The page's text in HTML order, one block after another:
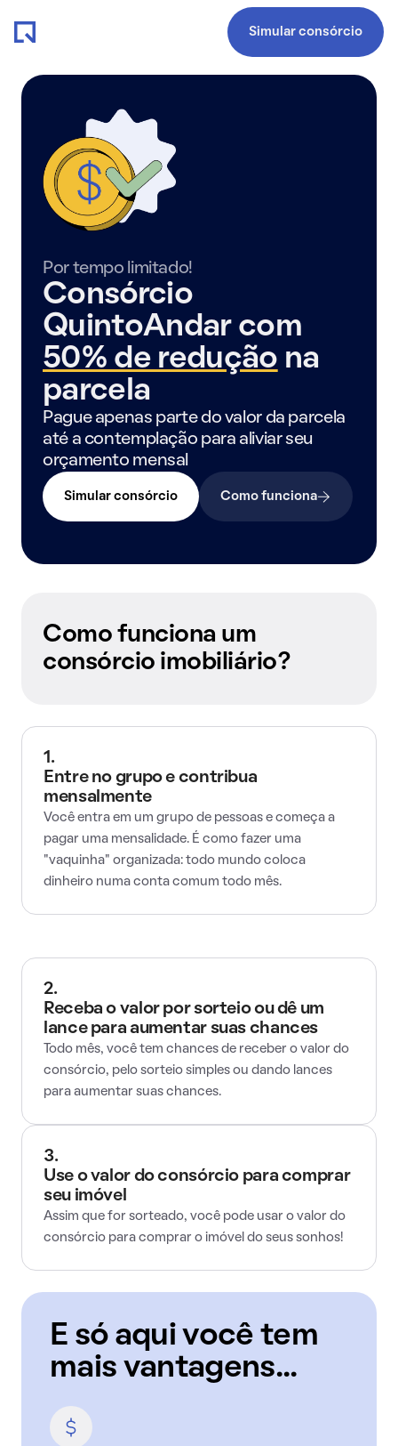
Simular consórcio
Por tempo limitado!
Consórcio
QuintoAndar com
50% de redução na
parcela
Pague apenas parte do valor da parcela
até a contemplação para aliviar seu
orçamento mensal
Simular consórcio Como funciona
Como funciona um
consórcio imobiliário?
1.
Entre no grupo e contribua
mensalmente
Você entra em um grupo de pessoas e começa a
pagar uma mensalidade. É como fazer uma
"vaquinha" organizada: todo mundo coloca
dinheiro numa conta comum todo mês.
2.
Receba o valor por sorteio ou dê um
lance para aumentar suas chances
Todo mês, você tem chances de receber o valor do
consórcio, pelo sorteio simples ou dando lances
para aumentar suas chances.
3.
Use o valor do consórcio para comprar
seu imóvel
Assim que for sorteado, você pode usar o valor do
consórcio para comprar o imóvel do seus sonhos!
E só aqui você tem
mais vantagens...